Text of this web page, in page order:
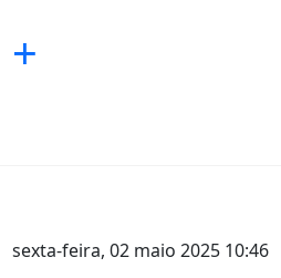
+
sexta-feira, 02 maio 2025 10:46